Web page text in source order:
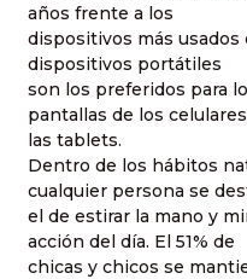
años frente a los
dispositivos más usados
dispositivos portátiles
son los preferidos para
pantallas de los
las tablets.
Dentro de los hábitos
cualquier persona se
el de estirar la mano y
acción del día. El 51% de
chicas y chicos se